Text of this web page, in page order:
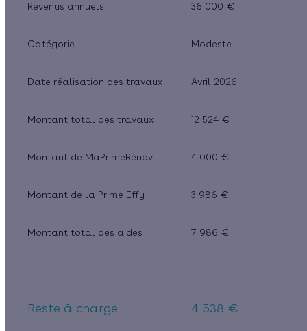
Revenus annuels 36 000 €
Catégorie Modeste
Date réalisation des travaux Avril 2026
Montant total des travaux 12 524 €
Montant de MaPrimeRénov' 4 000 €
Montant de la Prime Effy 3 986 €
Montant total des aides 7 986 €
Reste à charge 4 538 €